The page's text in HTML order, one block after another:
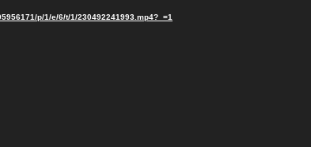
p/1/e/6/t/1/230492241993.mp4?_=1